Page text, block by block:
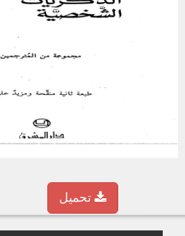
تحميل